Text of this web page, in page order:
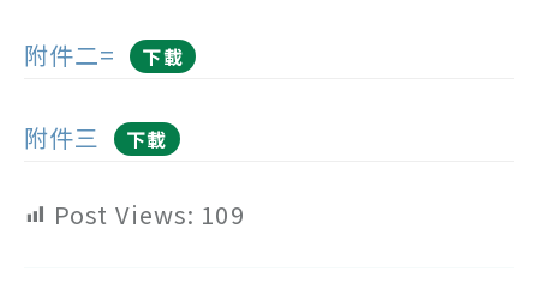
附件二= 下載
附件三 下載
Post Views: 109